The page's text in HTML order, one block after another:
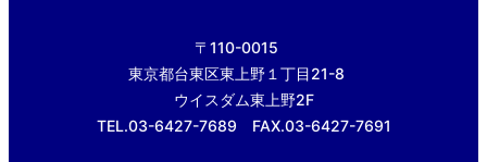
〒110-0015
東京都台東区東上野１丁目21-8
ウイスダム東上野2F
TEL.03-6427-7689 FAX.03-6427-7691